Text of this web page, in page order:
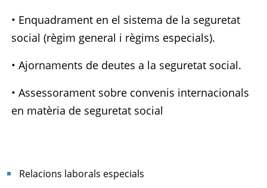
• Enquadrament en el sistema de la seguretat
social (règim general i règims especials).
• Ajornaments de deutes a la seguretat social.
• Assessorament sobre convenis internacionals
en matèria de seguretat social
Relacions laborals especials